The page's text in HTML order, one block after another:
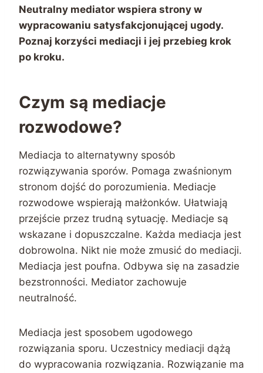
Neutralny mediator wspiera strony w
wypracowaniu satysfakcjonującej ugody.
Poznaj korzyści mediacji i jej przebieg krok
po kroku.
Czym są mediacje
rozwodowe?
Mediacja to alternatywny sposób
rozwiązywania sporów. Pomaga zwaśnionym
stronom dojść do porozumienia. Mediacje
rozwodowe wspierają małżonków. Ułatwiają
przejście przez trudną sytuację. Mediacje są
wskazane i dopuszczalne. Każda mediacja jest
dobrowolna. Nikt nie może zmusić do mediacji.
Mediacja jest poufna. Odbywa się na zasadzie
bezstronności. Mediator zachowuje
neutralność.
Mediacja jest sposobem ugodowego
rozwiązania sporu. Uczestnicy mediacji dążą
do wypracowania rozwiązania. Rozwiązanie ma